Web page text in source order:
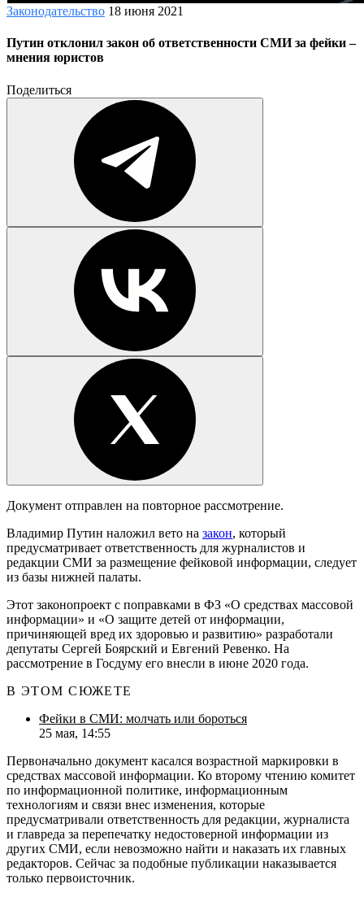
Законодательство 18 июня 2021
Путин отклонил закон об ответственности СМИ за фейки –
мнения юристов
Поделиться
Документ отправлен на повторное рассмотрение.
Владимир Путин наложил вето на закон, который
предусматривает ответственность для журналистов и
редакции СМИ за размещение фейковой информации, следует
из базы нижней палаты.
Этот законопроект с поправками в ФЗ «О средствах массовой
информации» и «О защите детей от информации,
причиняющей вред их здоровью и развитию» разработали
депутаты Сергей Боярский и Евгений Ревенко. На
рассмотрение в Госдуму его внесли в июне 2020 года.
В ЭТОМ СЮЖЕТЕ
Фейки в СМИ: молчать или бороться
25 мая, 14:55
Первоначально документ касался возрастной маркировки в
средствах массовой информации. Ко второму чтению комитет
по информационной политике, информационным
технологиям и связи внес изменения, которые
предусматривали ответственность для редакции, журналиста
и главреда за перепечатку недостоверной информации из
других СМИ, если невозможно найти и наказать их главных
редакторов. Сейчас за подобные публикации наказывается
только первоисточник.